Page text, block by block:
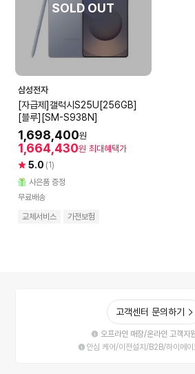
SOLD OUT
삼성전자
[자급제]갤럭시S25U[256GB]
[블루][SM-S938N]
1,698,400원
1,664,430원 최대혜택가
5.0 (1)
사은품 증정
무료배송
교체서비스
가전보험
고객센터 문의하기
오프라인 매장/온라인 고객지
안심 케어/이전설치/B2B/하이메